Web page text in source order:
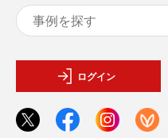
ログイン